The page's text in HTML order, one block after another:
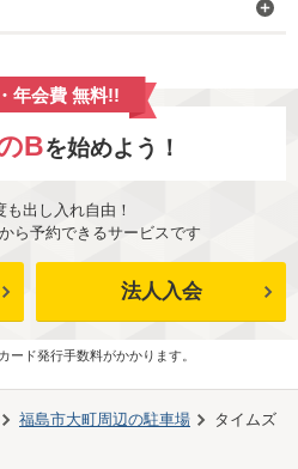
年会費 無料!!
Bを始めよう！
も出し入れ自由！
ら予約できるサービスです
法人入会
ド発行手数料がかかります。
福島市大町周辺の駐車場
タイムズ